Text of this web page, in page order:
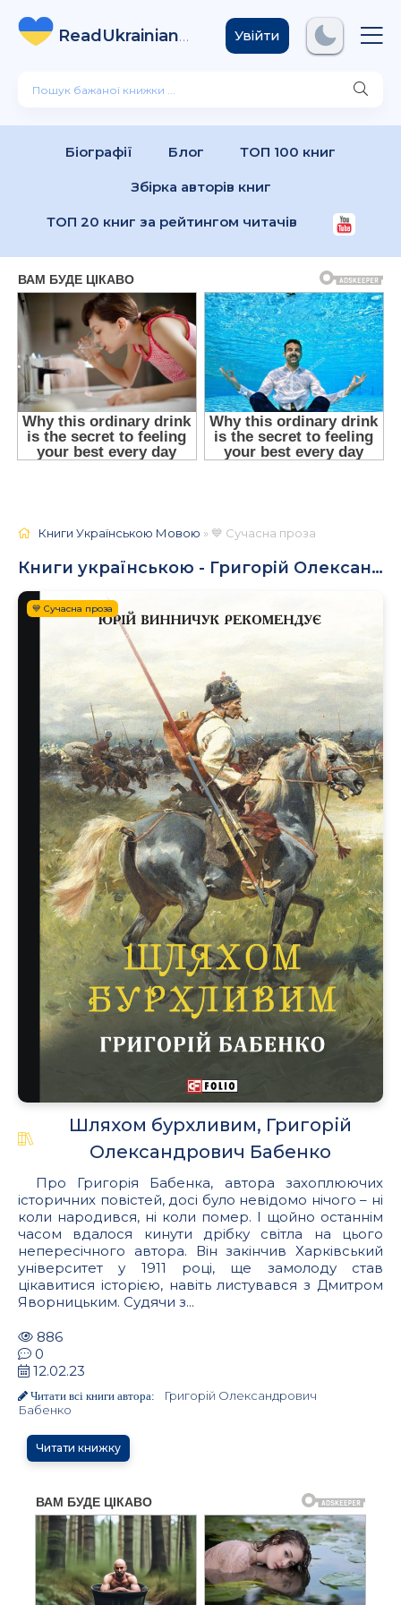
ReadUkrainian
Books .com
Увійти
Біографії Блог ТОП 100 книг
Збірка авторів книг
ТОП 20 книг за рейтингом читачів
Книги Українською Мовою » 💙 Сучасна проза
Книги українською - Григорій Олександрович Бабенко
💙 Сучасна проза
Шляхом бурхливим, Григорій
Олександрович Бабенко
Про Григорія Бабенка, автора захоплюючих
історичних повістей, досі було невідомо нічого – ні
коли народився, ні коли помер. І щойно останнім
часом вдалося кинути дрібку світла на цього
непересічного автора. Він закінчив Харківський
університет у 1911 році, ще замолоду став
цікавитися історією, навіть листувався з Дмитром
Яворницьким. Судячи з...
886
0
12.02.23
Читати всі книги автора:
Григорій Олександрович
Бабенко
Читати книжку